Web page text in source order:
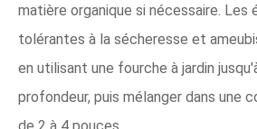
matière organique si nécessaire. Les
tolérantes à la sécheresse et
en utilisant une fourche à jardin
profondeur, puis mélanger dans une